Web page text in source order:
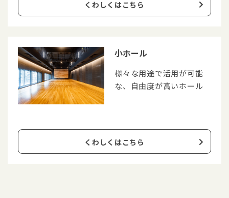
くわしくはこちら
小ホール
様々な用途で活用が可能
な、自由度が高いホール
くわしくはこちら